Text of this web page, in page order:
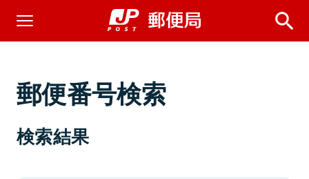
郵便番号検索
検索結果